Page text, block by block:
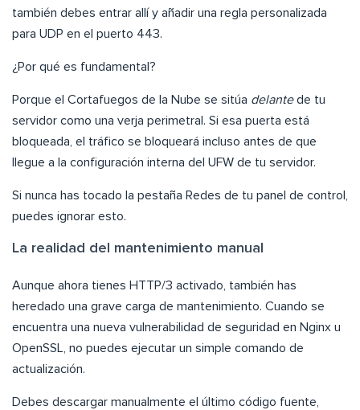
también debes entrar allí y añadir una regla personalizada
para UDP en el puerto 443.
¿Por qué es fundamental?
Porque el Cortafuegos de la Nube se sitúa delantede tu
servidor como una verja perimetral. Si esa puerta está
bloqueada, el tráfico se bloqueará incluso antes de que
llegue a la configuración interna del UFW de tu servidor.
Si nunca has tocado la pestaña Redes de tu panel de control,
puedes ignorar esto.
La realidad del mantenimiento manual
Aunque ahora tienes HTTP/3 activado, también has
heredado una grave carga de mantenimiento. Cuando se
encuentra una nueva vulnerabilidad de seguridad en Nginx u
OpenSSL, no puedes ejecutar un simple comando de
actualización.
Debes descargar manualmente el último código fuente,